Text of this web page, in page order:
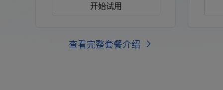
开始试用
查看完整套餐介绍